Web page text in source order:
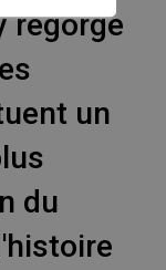
regorge
un
du